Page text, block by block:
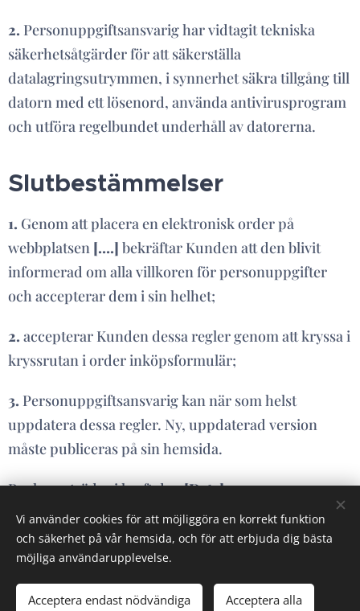
2. Personuppgiftsansvarig har vidtagit tekniska
säkerhetsåtgärder för att säkerställa
datalagringsutrymmen, i synnerhet säkra tillgång till
datorn med ett lösenord, använda antivirusprogram
och utföra regelbundet underhåll av datorerna.
Slutbestämmelser
1. Genom att placera en elektronisk order på
webbplatsen [….] bekräftar Kunden att den blivit
informerad om alla villkoren för personuppgifter
och accepterar dem i sin helhet;
2. accepterar Kunden dessa regler genom att kryssa i
kryssrutan i order inköpsformulär;
3. Personuppgiftsansvarig kan när som helst
uppdatera dessa regler. Ny, uppdaterad version
måste publiceras på sin hemsida.
Reglerna träder i kraft den[Date]
Bilder frånPexels
Vi använder cookies för att möjliggöra en korrekt funktion
och säkerhet på vår hemsida, och för att erbjuda dig bästa
möjliga användarupplevelse.
Acceptera endast nödvändiga Acceptera alla